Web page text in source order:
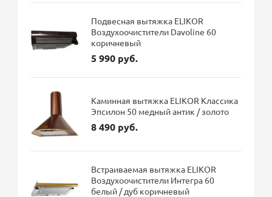
Подвесная вытяжка ELIKOR
Воздухоочистители Davoline 60
коричневый
5 990 руб.
Каминная вытяжка ELIKOR Классика
Эпсилон 50 медный антик / золото
8 490 руб.
Встраиваемая вытяжка ELIKOR
Воздухоочистители Интегра 60
белый / дуб коричневый